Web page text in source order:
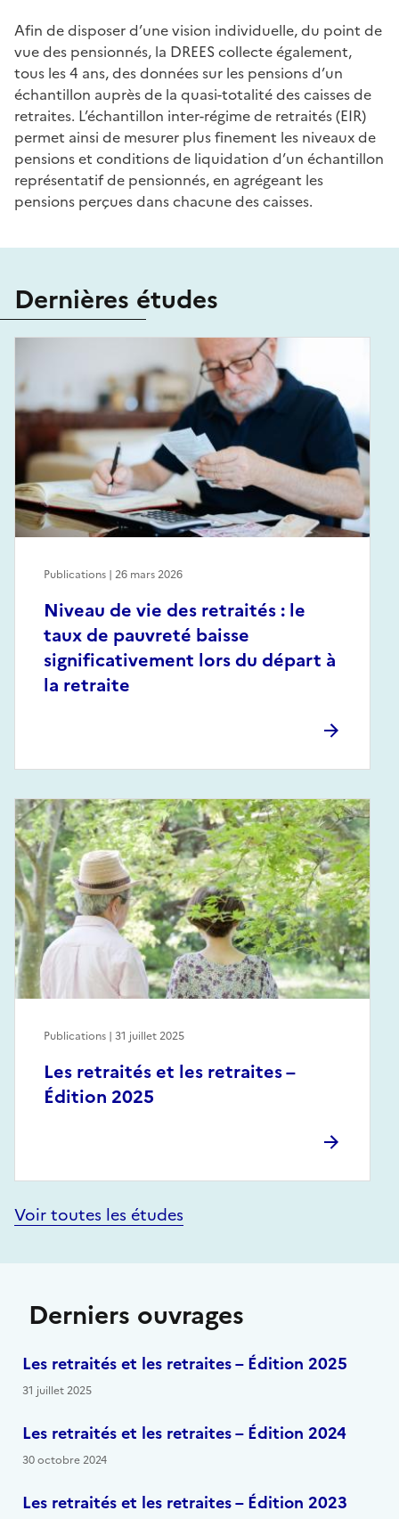
Afin de disposer d’une vision individuelle, du point de
vue des pensionnés, la DREES collecte également,
tous les 4 ans, des données sur les pensions d’un
échantillon auprès de la quasi-totalité des caisses de
retraites. L’échantillon inter-régime de retraités (EIR)
permet ainsi de mesurer plus finement les niveaux de
pensions et conditions de liquidation d’un échantillon
représentatif de pensionnés, en agrégeant les
pensions perçues dans chacune des caisses.
Dernières études
Niveau de vie des retraités : le
taux de pauvreté baisse
significativement lors du départ à
la retraite
Publications | 26 mars 2026
Les retraités et les retraites –
Édition 2025
Publications | 31 juillet 2025
Voir toutes les études
Derniers ouvrages
Les retraités et les retraites – Édition 2025
31 juillet 2025
Les retraités et les retraites – Édition 2024
30 octobre 2024
Les retraités et les retraites – Édition 2023